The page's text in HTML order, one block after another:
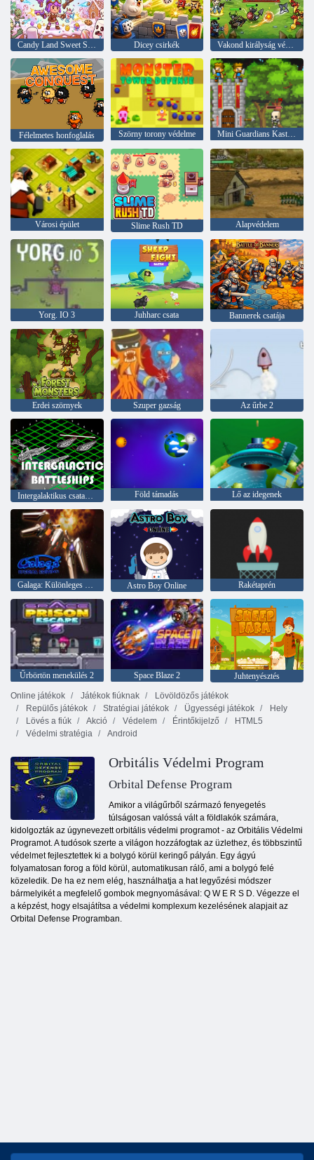
Candy Land Sweet Survivors Dicey csirkék Vakond királyság védelme
Félelmetes honfoglalás Szörny torony védelme Mini Guardians Kastély védelem
Városi épület Slime Rush TD Alapvédelem
Yorg. IO 3 Juhharc csata Bannerek csatája
Erdei szörnyek Szuper gazság Az űrbe 2
Föld támadás Lő az idegenek
Galaga: Különleges kiadás Astro Boy Online Rakétaprén
Űrbörtön menekülés 2 Space Blaze 2
Juhtenyésztés
Online játékok
Játékok fiúknak
Lövöldözős játékok
Repülős játékok
Stratégiai játékok Ügyességi játékok
Hely
Lövés a fiúk
Akció Védelem Érintőkijelző
HTML5
Védelmi stratégia
Android
Orbitális Védelmi Program
Orbital Defense Program
Amikor a világűrből származó fenyegetés
túlságosan valóssá vált a földlakók számára,
kidolgozták az úgynevezett orbitális védelmi programot - az Orbitális Védelmi
Programot. A tudósok szerte a világon hozzáfogtak az üzlethez, és többszintű
védelmet fejlesztettek ki a bolygó körül keringő pályán. Egy ágyú
folyamatosan forog a föld körül, automatikusan rálő, ami a bolygó felé
közeledik. De ha ez nem elég, használhatja a hat legyőzési módszer
bármelyikét a megfelelő gombok megnyomásával: Q W E R S D. Végezze el
a képzést, hogy elsajátítsa a védelmi komplexum kezelésének alapjait az
Orbital Defense Programban.